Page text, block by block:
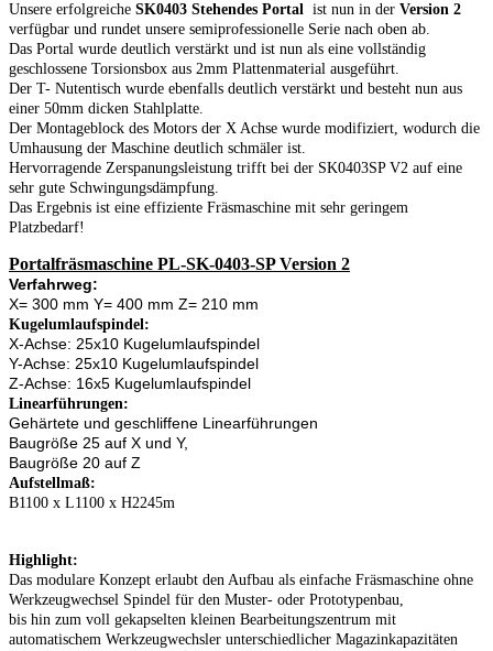
Unsere erfolgreiche SK0403 Stehendes Portal ist nun in der Version 2
verfügbar und rundet unsere semiprofessionelle Serie nach oben ab.
Das Portal wurde deutlich verstärkt und ist nun als eine vollständig
geschlossene Torsionsbox aus 2mm Plattenmaterial ausgeführt.
Der T- Nutentisch wurde ebenfalls deutlich verstärkt und besteht nun aus
einer 50mm dicken Stahlplatte.
Der Montageblock des Motors der X Achse wurde modifiziert, wodurch die
Umhausung der Maschine deutlich schmäler ist.
Hervorragende Zerspanungsleistung trifft bei der SK0403SP V2 auf eine
sehr gute Schwingungsdämpfung.
Das Ergebnis ist eine effiziente Fräsmaschine mit sehr geringem
Platzbedarf!
Portalfräsmaschine PL-SK-0403-SP Version 2
Verfahrweg:
X= 300 mm Y= 400 mm Z= 210 mm
Kugelumlaufspindel:
X-Achse: 25x10 Kugelumlaufspindel
Y-Achse: 25x10 Kugelumlaufspindel
Z-Achse: 16x5 Kugelumlaufspindel
Linearführungen:
Gehärtete und geschliffene Linearführungen
Baugröße 25 auf X und Y,
Baugröße 20 auf Z
Aufstellmaß:
B1100 x L1100 x H2245m
Highlight:
Das modulare Konzept erlaubt den Aufbau als einfache Fräsmaschine ohne
Werkzeugwechsel Spindel für den Muster- oder Prototypenbau,
bis hin zum voll gekapselten kleinen Bearbeitungszentrum mit
automatischem Werkzeugwechsler unterschiedlicher Magazinkapazitäten